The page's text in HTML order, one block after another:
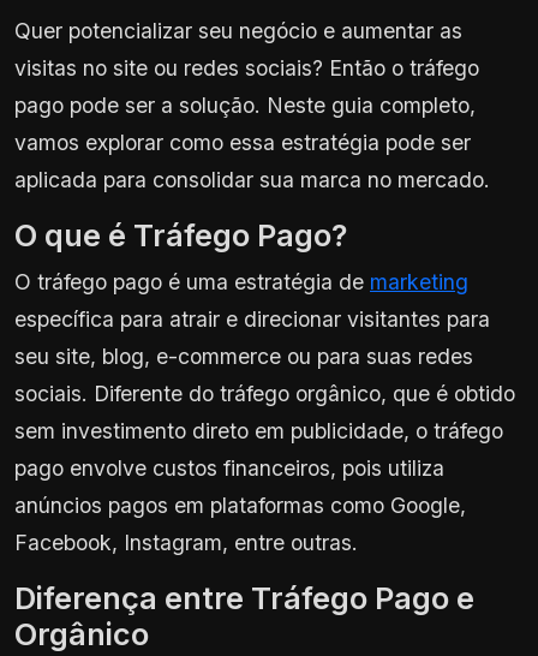
Quer potencializar seu negócio e aumentar as
visitas no site ou redes sociais? Então o tráfego
pago pode ser a solução. Neste guia completo,
vamos explorar como essa estratégia pode ser
aplicada para consolidar sua marca no mercado.
O que é Tráfego Pago?
O tráfego pago é uma estratégia de marketing
específica para atrair e direcionar visitantes para
seu site, blog, e-commerce ou para suas redes
sociais. Diferente do tráfego orgânico, que é obtido
sem investimento direto em publicidade, o tráfego
pago envolve custos financeiros, pois utiliza
anúncios pagos em plataformas como Google,
Facebook, Instagram, entre outras.
Diferença entre Tráfego Pago e
Orgânico